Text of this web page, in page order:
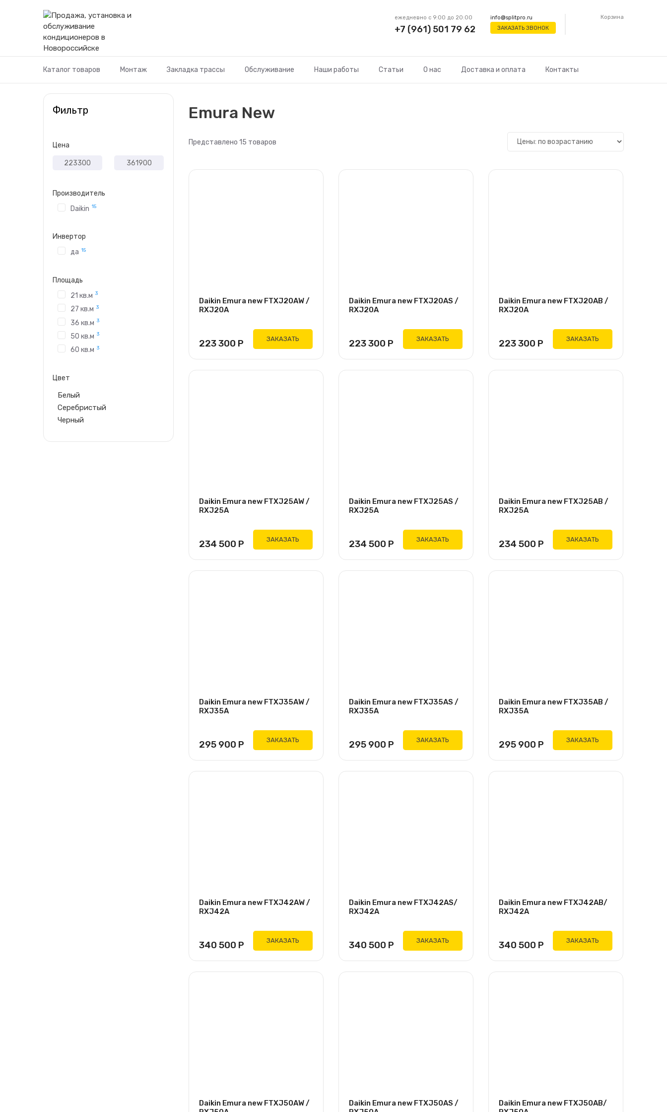
содержимому
info@splitpro.ru
ЗАКАЗАТЬ ЗВОНОК
ежедневно с 9:00 до 20:00
+7 (961) 501 79 62
Корзина
Каталог товаров Монтаж Закладка трассы Обслуживание Наши работы Статьи О нас Доставка и оплата Контакты
Emura New
Представлено 15 товаров
Daikin Emura new FTXJ20AW /
RXJ20A
223 300 Р ЗАКАЗАТЬ
Daikin Emura new FTXJ20AS /
RXJ20A
223 300 Р ЗАКАЗАТЬ
Daikin Emura new FTXJ20AB /
RXJ20A
223 300 Р ЗАКАЗАТЬ
Daikin Emura new FTXJ25AW /
RXJ25A
234 500 Р ЗАКАЗАТЬ
Daikin Emura new FTXJ25AS /
RXJ25A
234 500 Р ЗАКАЗАТЬ
Daikin Emura new FTXJ25AB /
RXJ25A
234 500 Р ЗАКАЗАТЬ
Daikin Emura new FTXJ35AW /
RXJ35A
295 900 Р ЗАКАЗАТЬ
Daikin Emura new FTXJ35AS /
RXJ35A
295 900 Р ЗАКАЗАТЬ
Daikin Emura new FTXJ35AB /
RXJ35A
295 900 Р ЗАКАЗАТЬ
Daikin Emura new FTXJ42AW /
RXJ42A
340 500 Р ЗАКАЗАТЬ
Daikin Emura new FTXJ42AS/
RXJ42A
340 500 Р ЗАКАЗАТЬ
Daikin Emura new FTXJ42AB/
RXJ42A
340 500 Р ЗАКАЗАТЬ
Daikin Emura new FTXJ50AW /
Daikin Emura new FTXJ50AS /
Daikin Emura new FTXJ50AB/
Фильтр
Цена
Производитель
Daikin 15
Инвертор
да 15
Площадь
21 кв.м 3
27 кв.м 3
36 кв.м 3
50 кв.м 3
60 кв.м 3
Цвет
Белый
Серебристый
Черный